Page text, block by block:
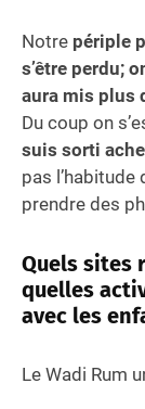
Notre périple
s’être perdu;
aura mis plus
Du coup on
suis sorti
pas l’habitude
prendre des
Quels sites
quelles
avec les
Le Wadi Rum